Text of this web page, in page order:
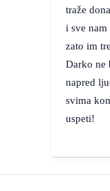
traže
i sve
zato im
Darko ne
napred
svima
uspeti!